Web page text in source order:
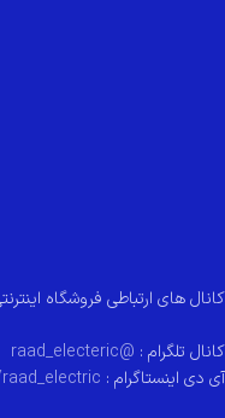
کانال های ارتباطی فروشگاه
کانال تلگرام : @raad_electeric
آی دی اینستاگرام :